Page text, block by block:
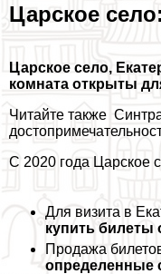
Царское
Царское село,
комната открыты
Читайте также
С 2020 года Царское
Для визита в
купить билеты
Продажа
определенные